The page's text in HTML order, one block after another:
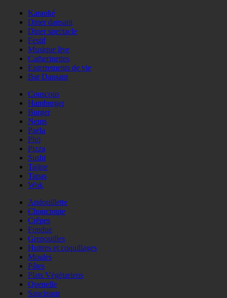
Karaoké
Diner dansant
Diner spectacle
Festif
Musique live
Catherinettes
Enterrements de vie
Bar Dansant
Couscous
Hamburger
Burger
Nems
Paëla
Phö
Pizza
Sushi
Tajine
Tapas
Wok
Andouillette
Choucroute
Crêpes
Fondue
Grenouilles
Huitres et coquillages
Moules
Pâtes
Plats Végétariens
Quenelle
Saucisson